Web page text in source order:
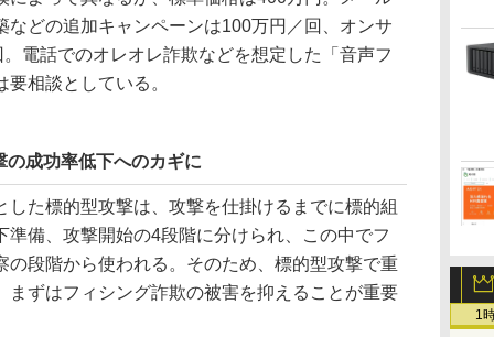
1
などの追加キャンペーンは100万円／回、オンサ
電話でのオレオレ詐欺などを想定した「音声フ
相談としている。
成功率低下へのカギに
た標的型攻撃は、攻撃を仕掛けるまでに標的組
備、攻撃開始の4段階に分けられ、この中でフ
の段階から使われる。そのため、標的型攻撃で重
まずはフィシング詐欺の被害を抑えることが重要